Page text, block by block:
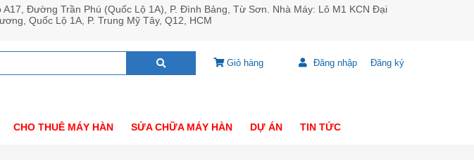
Đường Trần Phú (Quốc Lộ 1A), P. Đình Bảng, Từ Sơn. Nhà Máy: Lô M1 KCN Đại
Quốc Lộ 1A, P. Trung Mỹ Tây, Q12, HCM
Giỏ hàng Đăng nhập Đăng ký
CHO THUÊ MÁY HÀN SỬA CHỮA MÁY HÀN DỰ ÁN TIN TỨC